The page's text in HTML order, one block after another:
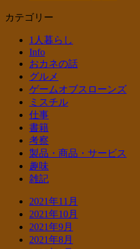
カテゴリー
1人暮らし
Info
おカネの話
グルメ
ゲームオブスローンズ
ミスチル
仕事
書籍
考察
製品・商品・サービス
趣味
雑記
2021年11月
2021年10月
2021年9月
2021年8月